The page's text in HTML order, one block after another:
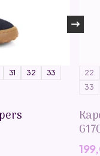
31 32
33
22
33